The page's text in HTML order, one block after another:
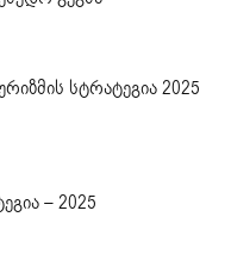
სტრატეგია 2025
– 2025